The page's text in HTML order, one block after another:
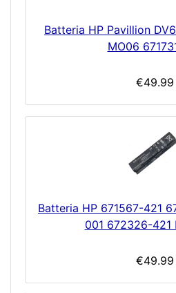
Batteria HP Pavillion
MO06
€49.99
Batteria HP 671567-421
001 672326-421
€49.99